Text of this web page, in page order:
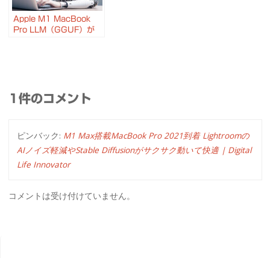
Apple M1 MacBook
Pro LLM（GGUF）が
1件のコメント
ピンバック: M1 Max搭載MacBook Pro 2021到着 Lightroomの
AIノイズ軽減やStable Diffusionがサクサク動いて快適 | Digital
Life Innovator
コメントは受け付けていません。